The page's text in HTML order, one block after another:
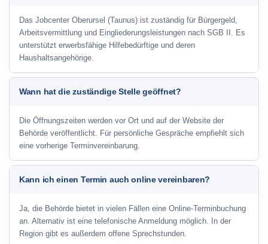
Das Jobcenter Oberursel (Taunus) ist zuständig für Bürgergeld,
Arbeitsvermittlung und Eingliederungsleistungen nach SGB II. Es
unterstützt erwerbsfähige Hilfebedürftige und deren
Haushaltsangehörige.
Wann hat die zuständige Stelle geöffnet?
Die Öffnungszeiten werden vor Ort und auf der Website der
Behörde veröffentlicht. Für persönliche Gespräche empfiehlt sich
eine vorherige Terminvereinbarung.
Kann ich einen Termin auch online vereinbaren?
Ja, die Behörde bietet in vielen Fällen eine Online-Terminbuchung
an. Alternativ ist eine telefonische Anmeldung möglich. In der
Region gibt es außerdem offene Sprechstunden.